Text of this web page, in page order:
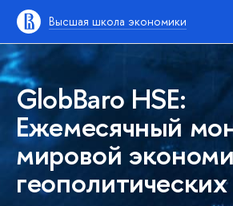
Высшая школа экономики
GlobBaro HSE:
Ежемесячный
мировой